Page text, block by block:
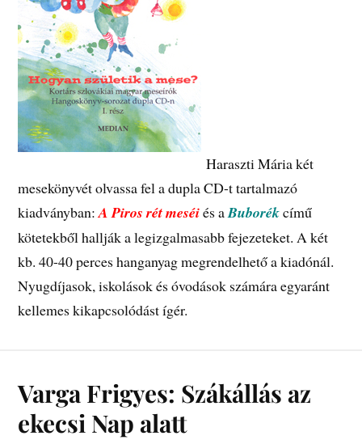
Haraszti Mária két
mesekönyvét olvassa fel a dupla CD-t tartalmazó
kiadványban:A Piros rét meséiés aBuborékcímű
kötetekből hallják a legizgalmasabb fejezeteket. A két
kb. 40-40 perces hanganyag megrendelhető a kiadónál.
Nyugdíjasok, iskolások és óvodások számára egyaránt
kellemes kikapcsolódást ígér.
Varga Frigyes: Szákállás az
ekecsi Nap alatt